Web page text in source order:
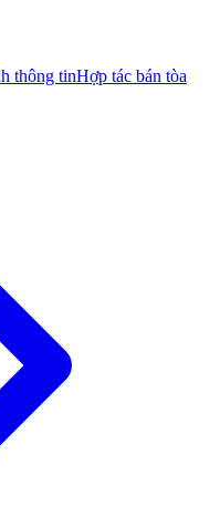
thông tinHợp tác bán tòa